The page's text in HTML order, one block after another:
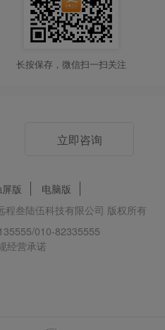
长按保存，微信扫一扫关注
立即咨询
版
电脑版
程叁陆伍科技有限公司 版权所有
010-82335555
经营承诺